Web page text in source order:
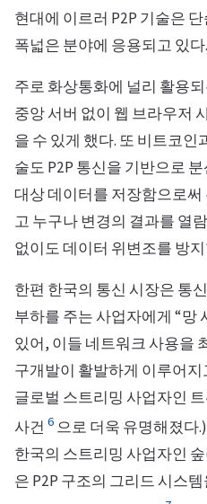
현대에 이르러 P2P 기술은
폭넓은 분야에 응용되고 있다.
주로 화상통화에 널리 활용
중앙 서버 없이 웹 브라우저
을 수 있게 했다. 또 비트코인
술도 P2P 통신을 기반으로
대상 데이터를 저장함으로써
고 누구나 변경의 결과를 열
없이도 데이터 위변조를 방
한편 한국의 통신 시장은 통
부하를 주는 사업자에게 “망
있어, 이들 네트워크 사용을
구개발이 활발하게 이루어
글로벌 스트리밍 사업자인
사건 6 으로 더욱 유명해졌다
한국의 스트리밍 사업자인
은 P2P 구조의 그리드 시스